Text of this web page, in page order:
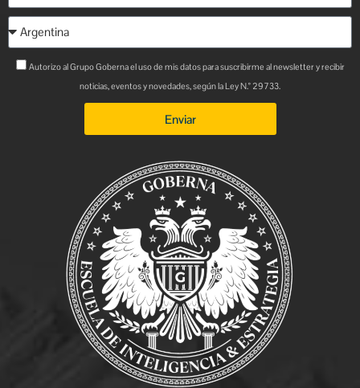
Autorizo al Grupo Goberna el uso de mis datos para suscribirme al newsletter y recibir
noticias, eventos y novedades, según la Ley N.° 29733.
Enviar